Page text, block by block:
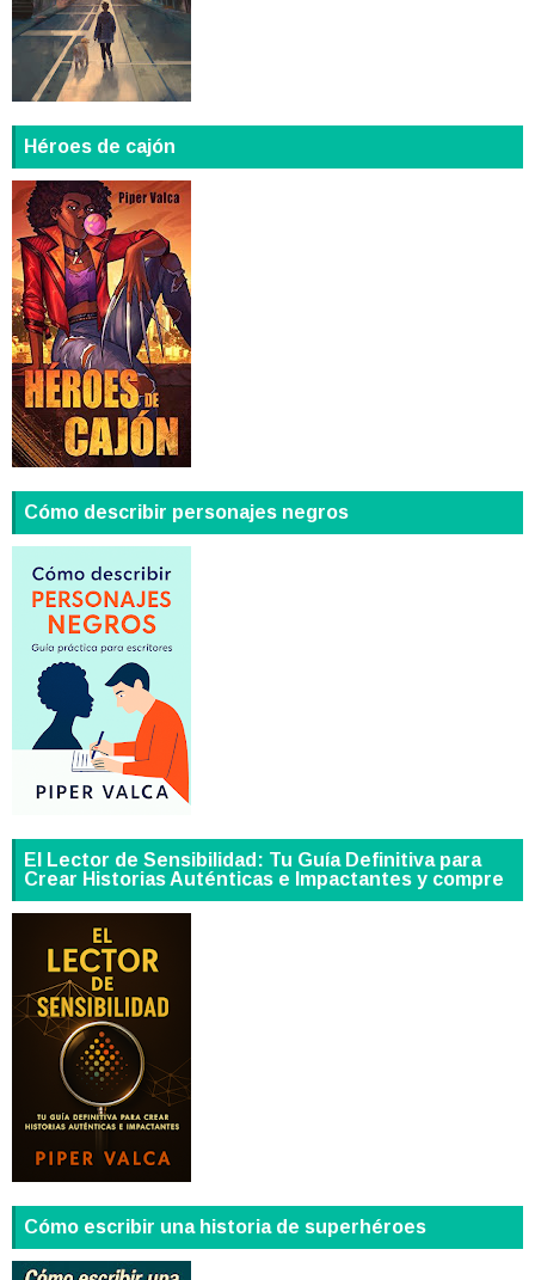
Héroes de cajón
Cómo describir personajes negros
El Lector de Sensibilidad: Tu Guía Definitiva para
Crear Historias Auténticas e Impactantes y compre
Cómo escribir una historia de superhéroes